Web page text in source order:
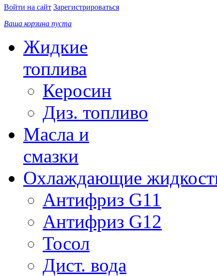
Войти на сайт Зарегистрироваться
Ваша корзина пуста
Жидкие
топлива
Керосин
Диз. топливо
Масла и
смазки
Охлаждающие
Антифриз G11
Антифриз G12
Тосол
Дист. вода